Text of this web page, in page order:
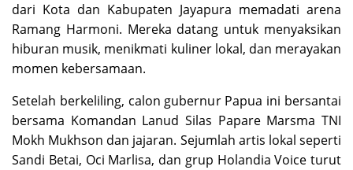
dari Kota dan Kabupaten Jayapura memadati arena
Ramang Harmoni. Mereka datang untuk menyaksikan
hiburan musik, menikmati kuliner lokal, dan merayakan
momen kebersamaan.
Setelah berkeliling, calon gubernur Papua ini bersantai
bersama Komandan Lanud Silas Papare Marsma TNI
Mokh Mukhson dan jajaran. Sejumlah artis lokal seperti
Sandi Betai, Oci Marlisa, dan grup Holandia Voice turut